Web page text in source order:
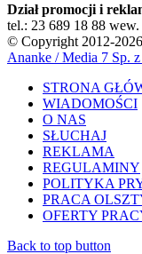
Dział promocji i
tel.: 23 689 18 88 wew.
© Copyright 2012-
Ananke / Media 7 Sp.
STRONA
WIADOMOŚCI
O NAS
SŁUCHAJ
REKLAMA
REGULAMINY
POLITYKA
PRACA
OFERTY
Back to top button